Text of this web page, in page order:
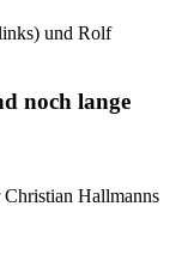
und Rolf
noch lange
Hallmanns